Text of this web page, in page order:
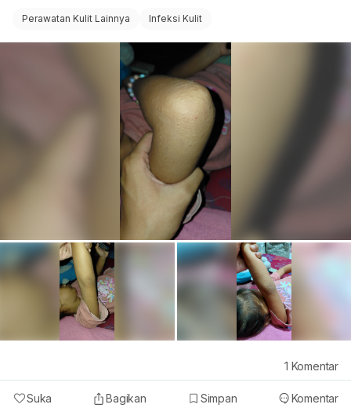
sesuai.
Perawatan Kulit Lainnya Infeksi Kulit
Suka Bagikan Simpan Komentar
1 Komentar